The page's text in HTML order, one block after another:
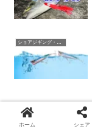
ホーム シェア